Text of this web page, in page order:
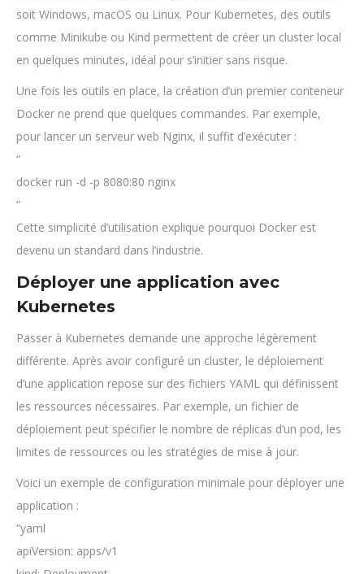
soit Windows, macOS ou Linux. Pour Kubernetes, des outils
comme Minikube ou Kind permettent de créer un cluster local
en quelques minutes, idéal pour s’initier sans risque.
Une fois les outils en place, la création d’un premier conteneur
Docker ne prend que quelques commandes. Par exemple,
pour lancer un serveur web Nginx, il suffit d’exécuter :
“
docker run -d -p 8080:80 nginx
“
Cette simplicité d’utilisation explique pourquoi Docker est
devenu un standard dans l’industrie.
Déployer une application avec
Kubernetes
Passer à Kubernetes demande une approche légèrement
différente. Après avoir configuré un cluster, le déploiement
d’une application repose sur des fichiers YAML qui définissent
les ressources nécessaires. Par exemple, un fichier de
déploiement peut spécifier le nombre de réplicas d’un pod, les
limites de ressources ou les stratégies de mise à jour.
Voici un exemple de configuration minimale pour déployer une
application :
“yaml
apiVersion: apps/v1